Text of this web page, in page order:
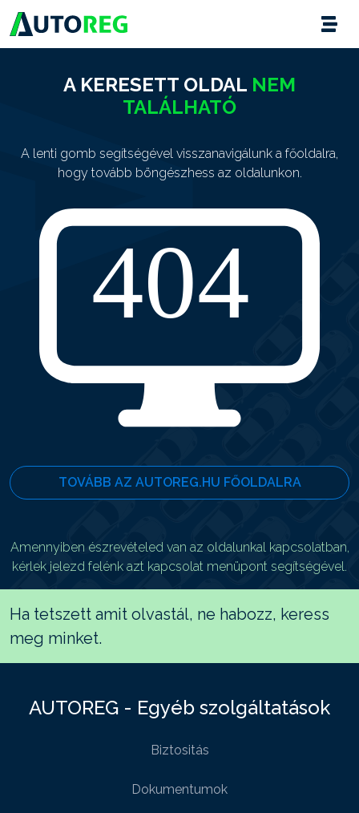
A KERESETT OLDAL NEM
TALÁLHATÓ
A lenti gomb segítségével visszanavigálunk a főoldalra,
hogy tovább böngészhess az oldalunkon.
TOVÁBB AZ AUTOREG.HU FŐOLDALRA
Amennyiben észrevételed van az oldalunkal kapcsolatban,
kérlek jelezd felénk azt kapcsolat menüpont segítségével.
Ha tetszett amit olvastál, ne habozz, keress
meg minket.
AUTOREG - Egyéb szolgáltatások
Biztositás
Dokumentumok